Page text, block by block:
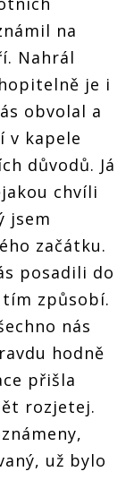
na
Nahrál
je i
obvolal a
v kapele
důvodů. Já
chvíli
jsem
začátku.
posadili do
způsobí.
nás
hodně
přišla
rozjetej.
už bylo